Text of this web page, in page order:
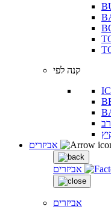
קנה לפי
אביזרים
אביזרים